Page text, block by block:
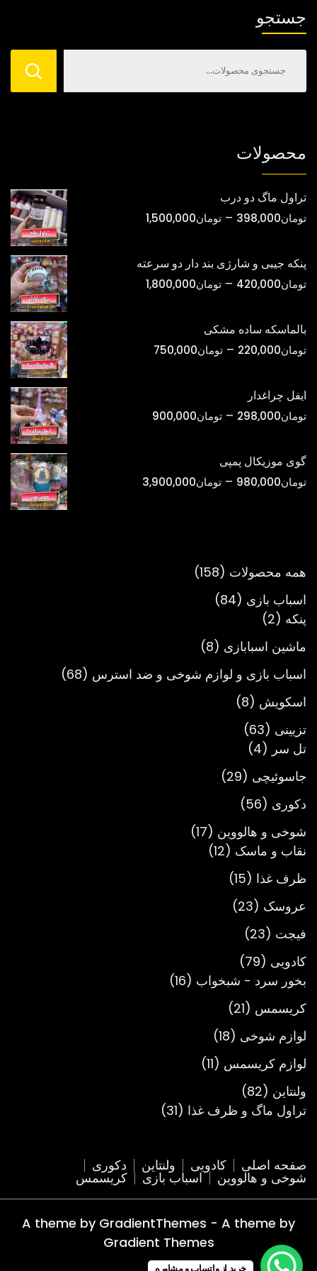
است
جستجو
محصولات
تراول ماگ دو درب
تومان398,000
– تومان1,500,000محدوده
پنکه جیبی و شارژی بند دار دو سرعته
تومان420,000
– تومان1,800,000محدوده
تومان420,000
بالماسکه ساده مشکی
تومان220,000
– تومان750,000
تومان750,000
ایفل چراغدار
تومان298,000
– تومان900,000
تومان900,000
گوی موزیکال پمپی
تومان980,000
– تومان3,900,000
همه محصولات
158
158
اسباب بازی 84
84
پنکه 2
2
محصول
ماشین اسبابازی 8
8
اسباب بازی و لوازم شوخی و ضد استرس 68
68
اسکویش 8
8
تزیینی 63
63
محصول
تل سر 4
4
محصول
جاسوئیچی 29
29
دکوری 56
56
محصول
شوخی و هالووین 17
17
نقاب و ماسک 12
12
ظرف غذا 15
15
محصول
عروسک 23
23
فیجت 23
23
محصول
کادویی 79
79
محصول
بخور سرد - شبخواب 16
16
کریسمس 21
21
محصول
لوازم شوخی 18
18
محصول
لوازم کریسمس 11
11
ولنتاین 82
82
محصول
تراول ماگ و ظرف غذا 31
31
صفحه اصلی کادویی ولنتاین دکوری
شوخی و هالووین اسباب بازی کریسمس
A theme by GradientThemes - A theme by
Gradient Themes